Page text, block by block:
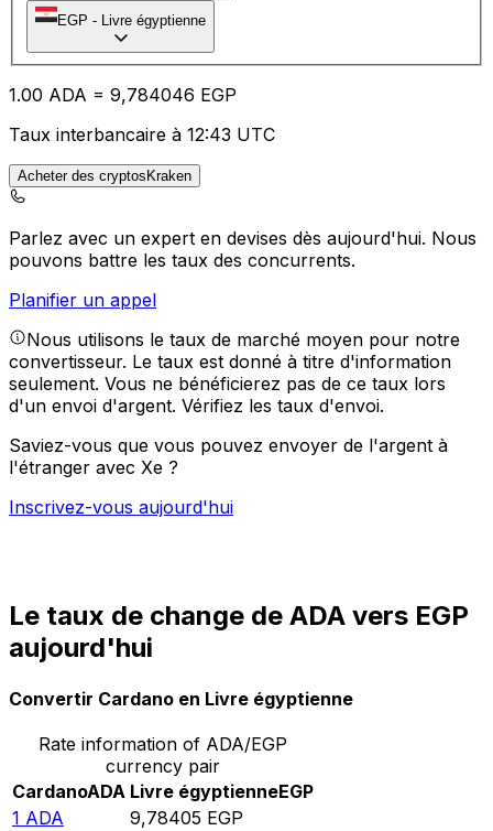
EGP - Livre égyptienne
1.00 ADA = 9,784046 EGP
Taux interbancaire à 12:43 UTC
Acheter des cryptosKraken
Parlez avec un expert en devises dès aujourd'hui. Nous
pouvons battre les taux des concurrents.
Planifier un appel
Nous utilisons le taux de marché moyen pour notre
convertisseur. Le taux est donné à titre d'information
seulement. Vous ne bénéficierez pas de ce taux lors
d'un envoi d'argent. Vérifiez les taux d'envoi.
Saviez-vous que vous pouvez envoyer de l'argent à
l'étranger avec Xe ?
Inscrivez-vous aujourd'hui
Le taux de change de ADA vers EGP
aujourd'hui
Convertir Cardano en Livre égyptienne
Rate information of ADA/EGP
currency pair
CardanoADA Livre égyptienneEGP
1 ADA 9,78405 EGP